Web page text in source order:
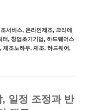
서비스, 온라인제조, 크리에
터, 창업초기기업, 하드웨어스
, 제조노하우, 제조, 하드웨어,
일정 조정과 반